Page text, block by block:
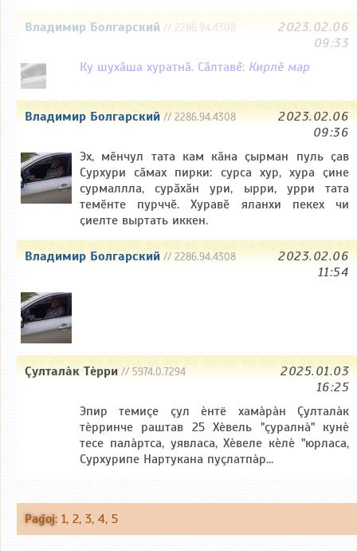
Владимир Болгарский // 2286.94.4308
2023.02.06
09:33
Ку шухăша хуратнă. Сăлтавĕ: Кирлӗ мар
Владимир Болгарский// 2286.94.4308
2023.02.06
09:36
Эх, мӗнчул тата кам кӑна ҫырман пуль ҫав
Сурхури сӑмах пирки: сурса хур, хура ҫине
сурмаллла, сурӑхӑн ури, ырри, урри тата
темӗнте пурччӗ. Хуравӗ яланхи пекех чи
ҫиелте выртать иккен.
Владимир Болгарский// 2286.94.4308
2023.02.06
11:54
Çулталàк Тèрри// 5974.0.7294
2025.01.03
16:25
Эпир темиçе çул èнтё хамàрàн Çулталàк
тèрринче раштав 25 Хèвель "çуралнà" кунè
тесе палàртса, уявласа, Хèвеле кèлè "юрласа,
Сурхурипе Нартукана пуçлатпàр...
Paĝoj: 1, 2, 3, 4, 5